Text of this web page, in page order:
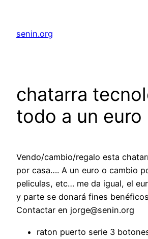
senin.org
chatarra
todo a un euro
Vendo/cambio/regalo esta
por casa…. A un euro o cambio
peliculas, etc… me da igual, el
y parte se donará fines
Contactar en jorge@senin.org
raton puerto serie 3